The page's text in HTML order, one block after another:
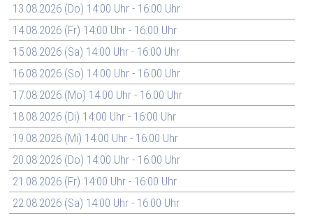
13.08.2026 (Do) 14:00 Uhr - 16:00 Uhr
14.08.2026 (Fr) 14:00 Uhr - 16:00 Uhr
15.08.2026 (Sa) 14:00 Uhr - 16:00 Uhr
16.08.2026 (So) 14:00 Uhr - 16:00 Uhr
17.08.2026 (Mo) 14:00 Uhr - 16:00 Uhr
18.08.2026 (Di) 14:00 Uhr - 16:00 Uhr
19.08.2026 (Mi) 14:00 Uhr - 16:00 Uhr
20.08.2026 (Do) 14:00 Uhr - 16:00 Uhr
21.08.2026 (Fr) 14:00 Uhr - 16:00 Uhr
22.08.2026 (Sa) 14:00 Uhr - 16:00 Uhr